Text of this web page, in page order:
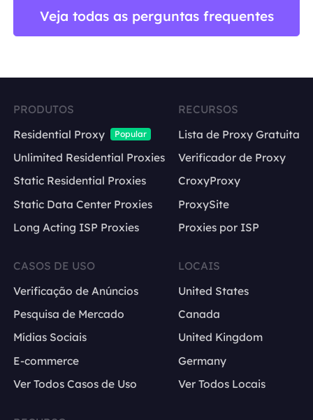
Veja todas as perguntas frequentes
PRODUTOS
Residential Proxy
Popular
Unlimited Residential Proxies
Static Residential Proxies
Static Data Center Proxies
Long Acting ISP Proxies
RECURSOS
Lista de Proxy Gratuita
Verificador de Proxy
CroxyProxy
ProxySite
Proxies por ISP
CASOS DE USO
Verificação de Anúncios
Pesquisa de Mercado
Mídias Sociais
E-commerce
Ver Todos Casos de Uso
LOCAIS
United States
Canada
United Kingdom
Germany
Ver Todos Locais